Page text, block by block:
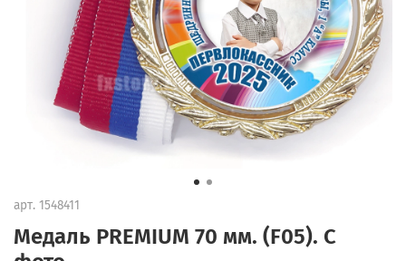
арт. 1548411
Медаль PREMIUM 70 мм. (F05). С